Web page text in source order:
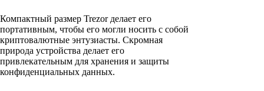
Компактный размер Trezor делает его
портативным, чтобы его могли носить с собой
криптовалютные энтузиасты. Скромная
природа устройства делает его
привлекательным для хранения и защиты
конфиденциальных данных.